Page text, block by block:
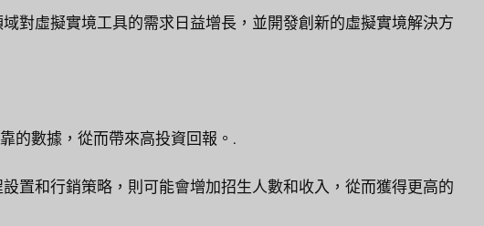
對虛擬實境工具的需求日益增長，並開發創新的虛擬實境解決方
的數據，從而帶來高投資回報。.
置和行銷策略，則可能會增加招生人數和收入，從而獲得更高的